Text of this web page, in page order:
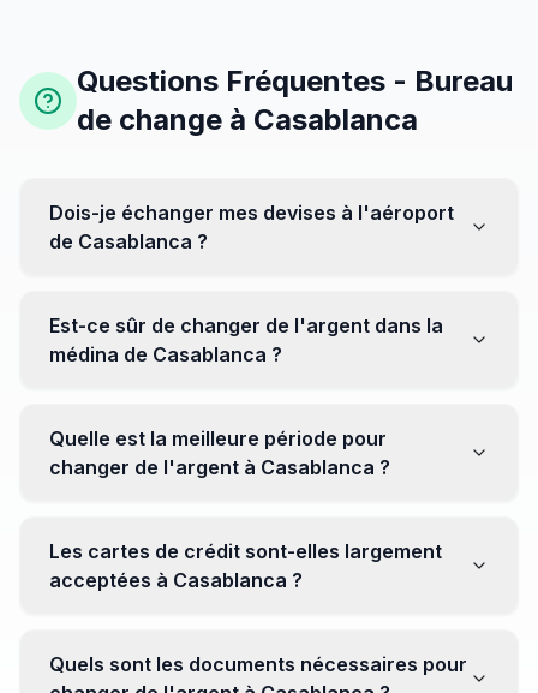
Questions Fréquentes - Bureau
de change à Casablanca
Dois-je échanger mes devises à l'aéroport
de Casablanca ?
être moins avantageux. Orientez-vous plutôt vers les
bureaux de change en ville pour obtenir de meilleurs
Est-ce sûr de changer de l'argent dans la
médina de Casablanca ?
établissements réputés pour éviter les surprises.
Quelle est la meilleure période pour
changer de l'argent à Casablanca ?
soyez attentif aux fluctuations pour maximiser la valeur
de vos devises.
Les cartes de crédit sont-elles largement
acceptées à Casablanca ?
Cependant, avoir un peu de monnaie locale peut être
Quels sont les documents nécessaires pour